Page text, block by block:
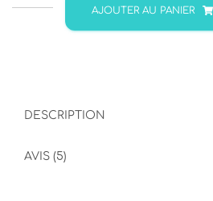
de
bermuda
du
AJOUTER AU PANIER
DESCRIPTION
AVIS (5)